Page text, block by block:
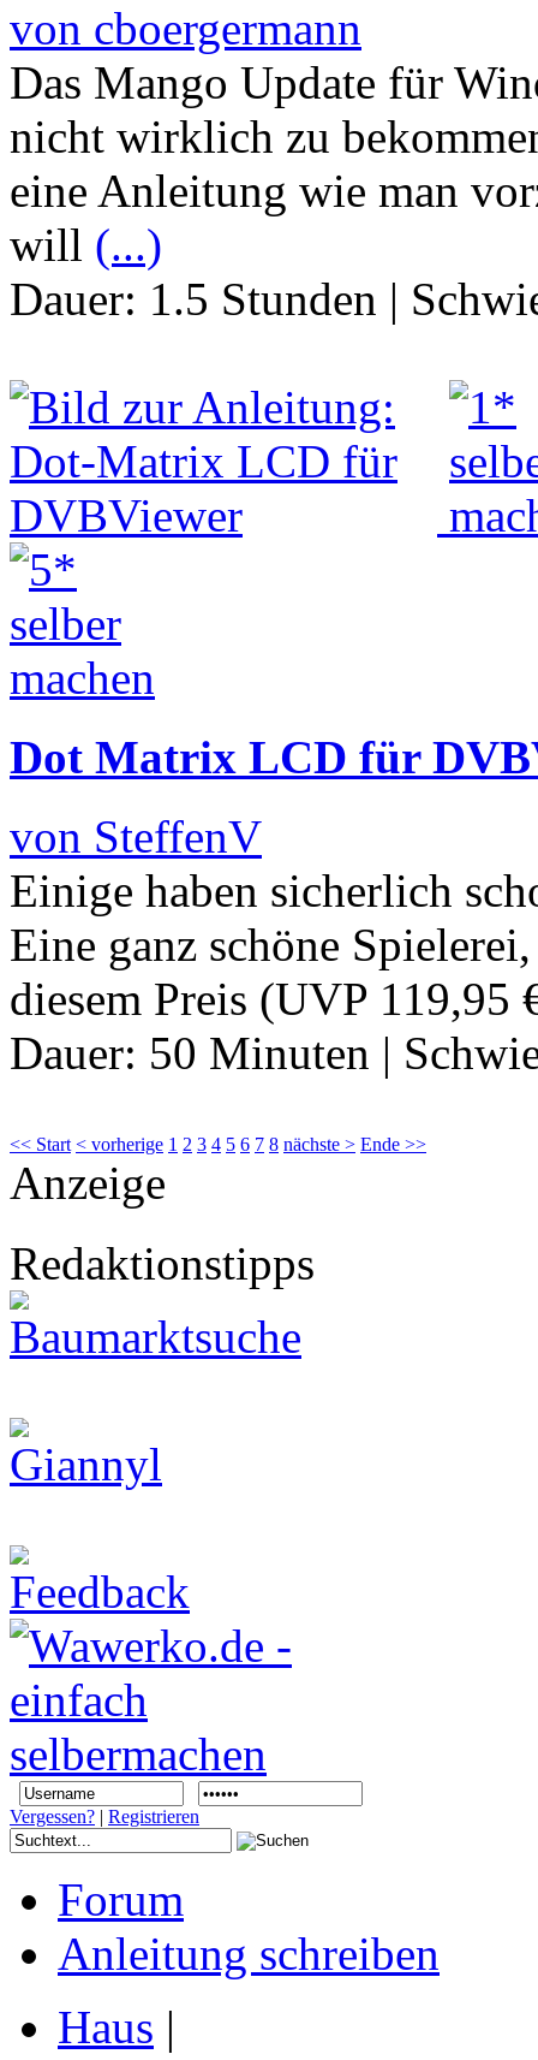
von cboergermann
Das Mango Update für
nicht wirklich zu
eine Anleitung wie man
will (...)
Dauer: 1.5 Stunden |
Dot Matrix LCD für
von SteffenV
Einige haben sicherlich
Eine ganz schöne
diesem Preis (UVP 119,95
Dauer: 50 Minuten |
<< Start < vorherige 1 2 3 4 5 6 7 8 nächste > Ende >>
Anzeige
Redaktionstipps
Vergessen? | Registrieren
Forum
Anleitung schreiben
Haus |